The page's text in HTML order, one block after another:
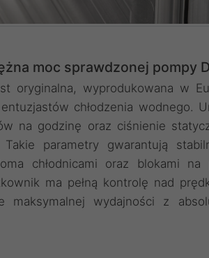
moc sprawdzonej pompy
oryginalna, wyprodukowana w
chłodzenia wodnego.
na godzinę oraz ciśnienie
parametry gwarantują
chłodnicami oraz blokami
ma pełną kontrolę nad
maksymalnej wydajności z